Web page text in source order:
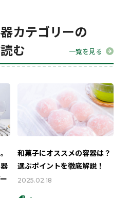
カテゴリーの
む
一覧を見る
和菓子にオススメの容器は？
選ぶポイントを徹底解説！
2025.02.18